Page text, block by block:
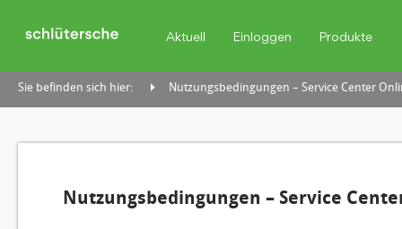
Aktuell Einloggen Produkte
Sie befinden sich hier: Nutzungsbedingungen – Service Center
Nutzungsbedingungen – Service